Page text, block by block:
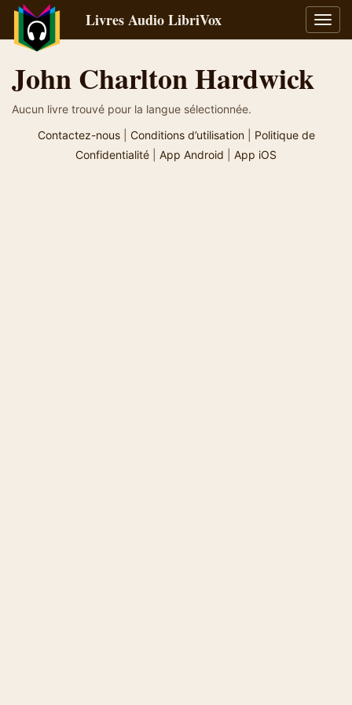
la
Livres Audio LibriVox
John Charlton Hardwick
Aucun livre trouvé pour la langue sélectionnée.
Contactez-nous| Conditions d’utilisation| Politique de
Confidentialité
App Android App iOS